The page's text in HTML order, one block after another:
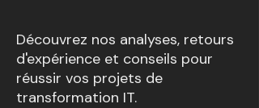
Découvrez nos analyses, retours
d'expérience et conseils pour
réussir vos projets de
transformation IT.